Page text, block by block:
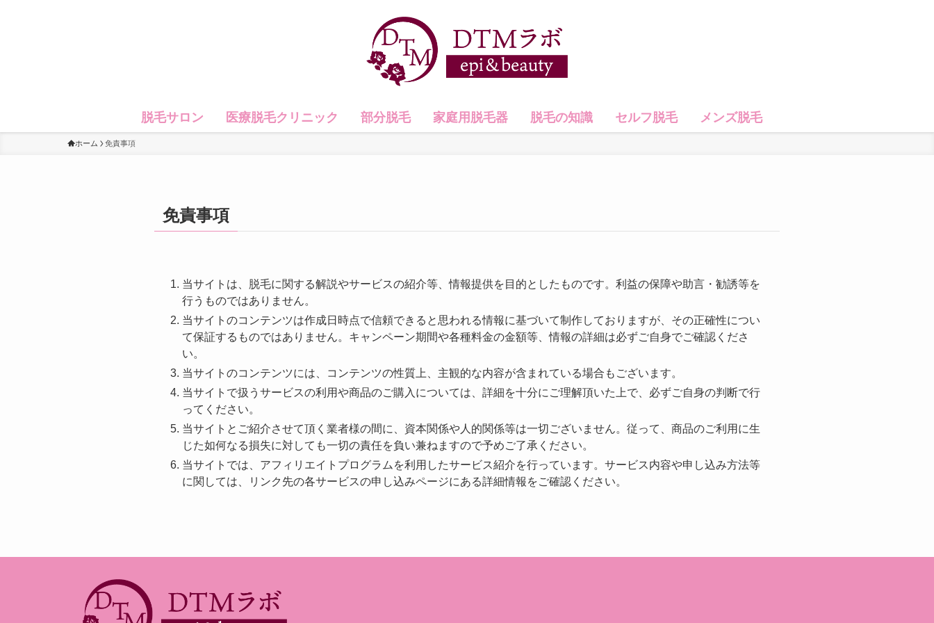
脱毛サロン 医療脱毛クリニック 部分脱毛 家庭用脱毛器 脱毛の知識 セルフ脱毛 メンズ脱毛
ホーム 免責事項
免責事項
当サイトは、脱毛に関する解説やサービスの紹介等、情報提供を目的としたものです。利益の保障や助言・勧誘等を
行うものではありません。
当サイトのコンテンツは作成日時点で信頼できると思われる情報に基づいて制作しておりますが、その正確性につい
て保証するものではありません。キャンペーン期間や各種料金の金額等、情報の詳細は必ずご自身でご確認くださ
い。
当サイトのコンテンツには、コンテンツの性質上、主観的な内容が含まれている場合もございます。
当サイトで扱うサービスの利用や商品のご購入については、詳細を十分にご理解頂いた上で、必ずご自身の判断で行
ってください。
当サイトとご紹介させて頂く業者様の間に、資本関係や人的関係等は一切ございません。従って、商品のご利用に生
じた如何なる損失に対しても一切の責任を負い兼ねますので予めご了承ください。
当サイトでは、アフィリエイトプログラムを利用したサービス紹介を行っています。サービス内容や申し込み方法等
に関しては、リンク先の各サービスの申し込みページにある詳細情報をご確認ください。